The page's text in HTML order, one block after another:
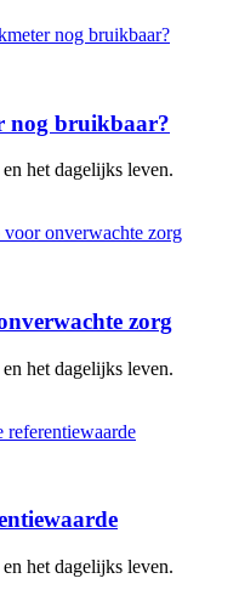
nog bruikbaar?
het dagelijks leven.
zorg
het dagelijks leven.
het dagelijks leven.